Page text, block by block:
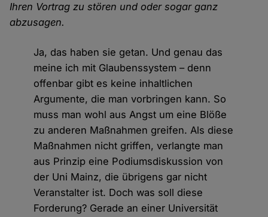
Ihren Vortrag zu stören und oder sogar ganz
abzusagen.
Ja, das haben sie getan. Und genau das
meine ich mit Glaubenssystem – denn
offenbar gibt es keine inhaltlichen
Argumente, die man vorbringen kann. So
muss man wohl aus Angst um eine Blöße
zu anderen Maßnahmen greifen. Als diese
Maßnahmen nicht griffen, verlangte man
aus Prinzip eine Podiumsdiskussion von
der Uni Mainz, die übrigens gar nicht
Veranstalter ist. Doch was soll diese
Forderung? Gerade an einer Universität